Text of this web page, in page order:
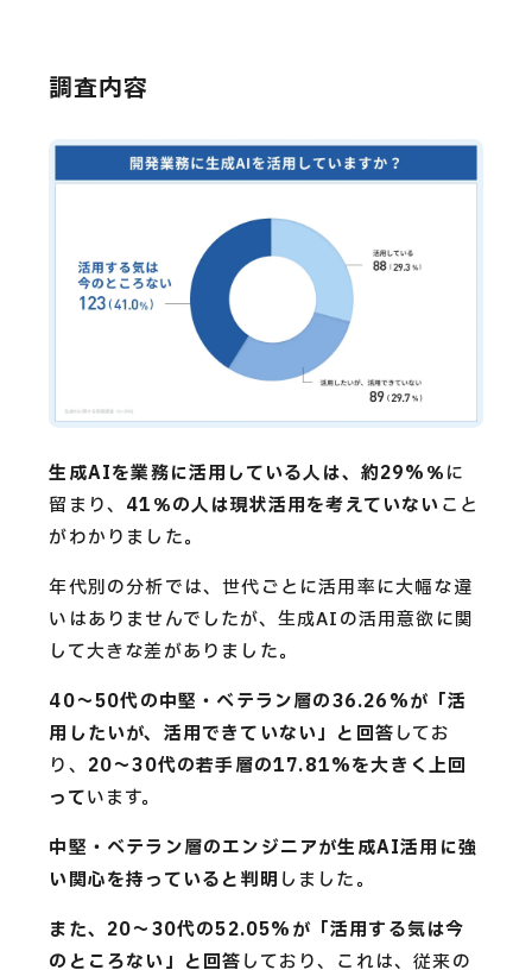
調査内容
生成AIを業務に活用している人は、約29%％に
留まり、 41％の人は現状活用を考えていない こと
がわかりました。
年代別の分析では、世代ごとに活用率に大幅な違
いはありませんでしたが、生成AIの活用意欲に関
して大きな差がありました。
40〜50代の中堅・ベテラン層の36.26%が「活
用したいが、活用できていない」と回答してお
り、 20〜30代の若手層の17.81%を大きく上回
っています。
中堅・ベテラン層のエンジニアが生成AI活用に強
い関心を持っていると判明 しました。
また、20〜30代の52.05%が「活用する気は今
のところない」と回答しており、これは、従来の